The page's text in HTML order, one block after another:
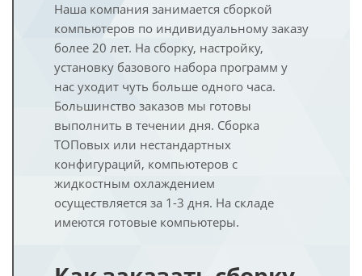
Наша компания занимается сборкой
компьютеров по индивидуальному заказу
более 20 лет. На сборку, настройку,
установку базового набора программ у
нас уходит чуть больше одного часа.
Большинство заказов мы готовы
выполнить в течении дня. Сборка
ТОПовых или нестандартных
конфигураций, компьютеров с
жидкостным охлаждением
осуществляется за 1-3 дня. На складе
имеются готовые компьютеры.